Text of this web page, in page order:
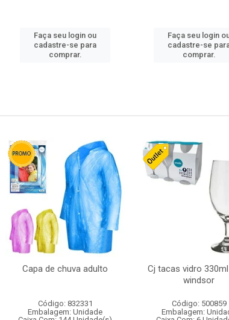
Faça seu login ou
cadastre-se para
comprar.
Faça seu login
cadastre-se
comprar.
Capa de chuva adulto
Código: 832331
Embalagem: Unidade
Cj tacas vidro
windsor
Código: 500859
Embalagem: